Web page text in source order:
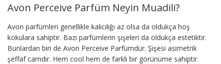
Avon Perceive Parfüm Neyin Muadili?
Avon parfümleri genellikle kalıcılığı az olsa da oldukça hoş
kokulara sahiptir. Bazı parfümlerin şişeleri da oldukça estetiktir.
Bunlardan biri de Avon Perceive Parfümdür. Şişesi asimetrik
şeffaf camdır. Hem cool hem de farklı bir görünüme sahiptir.